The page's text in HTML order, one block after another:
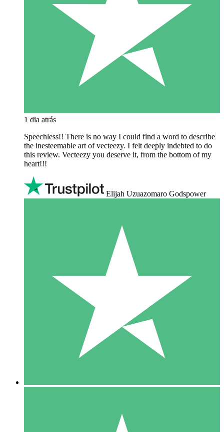
1 dia atrás
Speechless!! There is no way I could find a word to describe
the inesteemable art of vecteezy. I felt deeply indebted to do
this review. Vecteezy you deserve it, from the bottom of my
heart!!!
Elijah Uzuazomaro Godspower